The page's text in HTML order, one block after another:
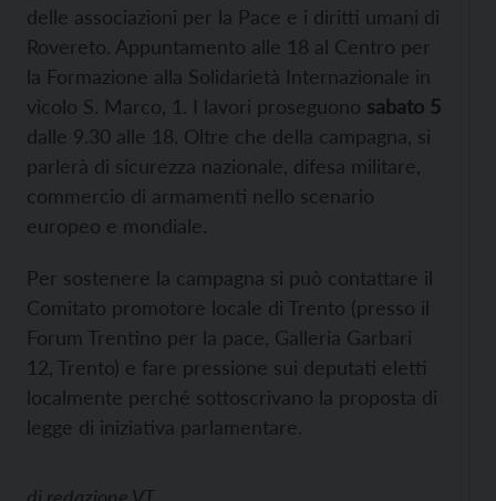
delle associazioni per la Pace e i diritti umani di
Rovereto. Appuntamento alle 18 al Centro per
la Formazione alla Solidarietà Internazionale in
vicolo S. Marco, 1. I lavori proseguono sabato 5
dalle 9.30 alle 18. Oltre che della campagna, si
parlerà di sicurezza nazionale, difesa militare,
commercio di armamenti nello scenario
europeo e mondiale.
Per sostenere la campagna si può contattare il
Comitato promotore locale di Trento (presso il
Forum Trentino per la pace, Galleria Garbari
12, Trento) e fare pressione sui deputati eletti
localmente perché sottoscrivano la proposta di
legge di iniziativa parlamentare.